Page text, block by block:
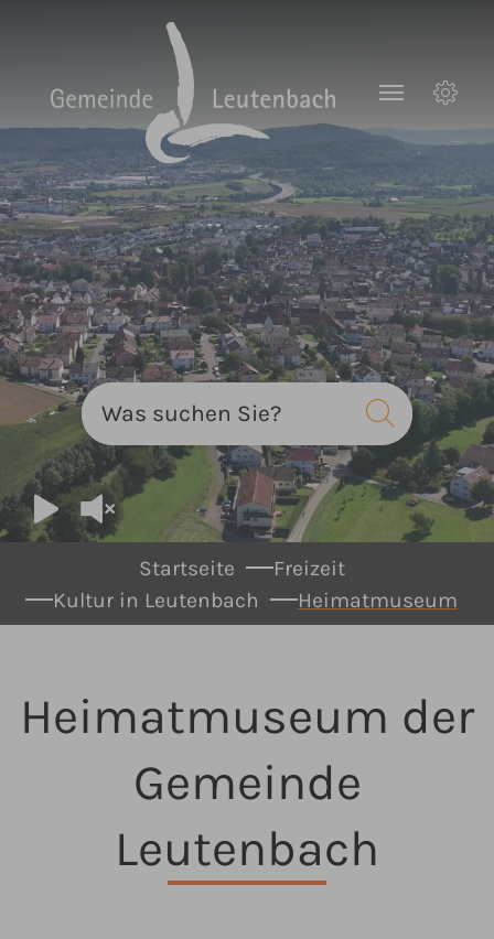
Zum Hauptinhalt springen
Startseite
Freizeit
Kultur in Leutenbach
Heimatmuseum
Heimatmuseum der
Gemeinde
Leutenbach